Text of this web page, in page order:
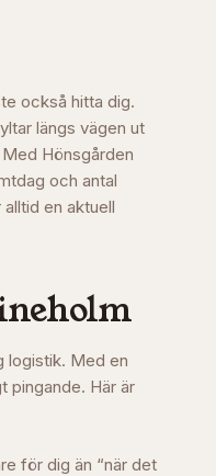
också hitta dig.
längs vägen ut
Hönsgården
och antal
en aktuell
logistik. Med en
pingande. Här är
för dig än “när det